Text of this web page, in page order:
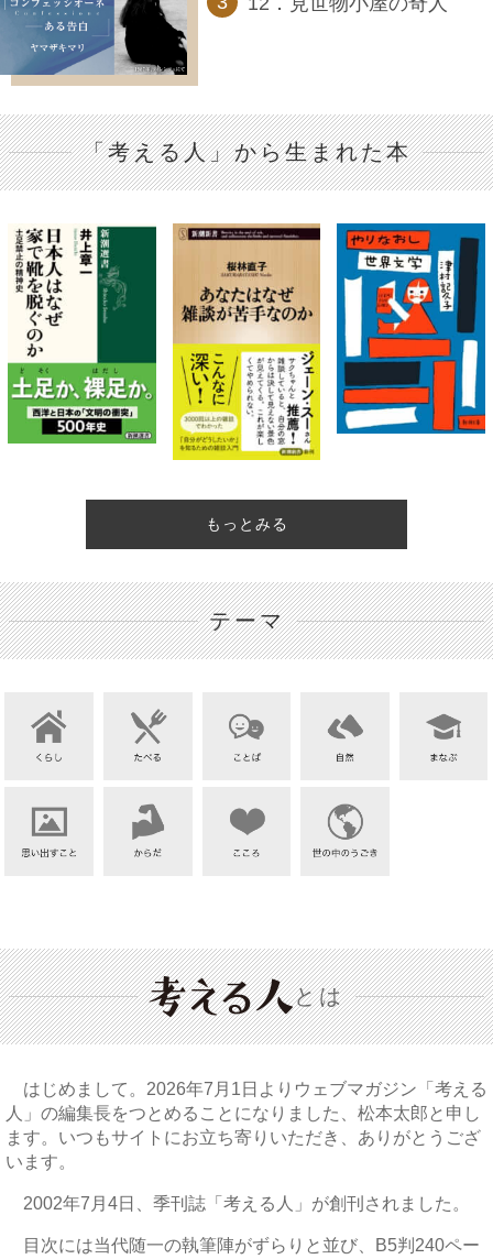
「考える人」から生まれた本
もっとみる
テーマ
とは
はじめまして。2026年7月1日よりウェブマガジン「考える
人」の編集長をつとめることになりました、松本太郎と申し
ます。いつもサイトにお立ち寄りいただき、ありがとうござ
います。
2002年7月4日、季刊誌「考える人」が創刊されました。
目次には当代随一の執筆陣がずらりと並び、B5判240ペー